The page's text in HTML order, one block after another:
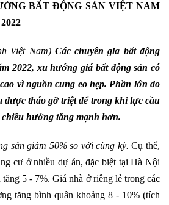
BẤT ĐỘNG SẢN VIỆT NAM
Việt Nam) Các chuyên gia bất động
2022, xu hướng giá bất động sản có
vì nguồn cung eo hẹp. Phần lớn do
được tháo gỡ triệt để trong khi lực cầu
hướng tăng mạnh hơn.
sản giảm 50% so với cùng kỳ.Cụ thể,
cư ở nhiều dự án, đặc biệt tại Hà Nội
5 - 7%. Giá nhà ở riêng lẻ trong các
tăng bình quân khoảng 8 - 10% (tích